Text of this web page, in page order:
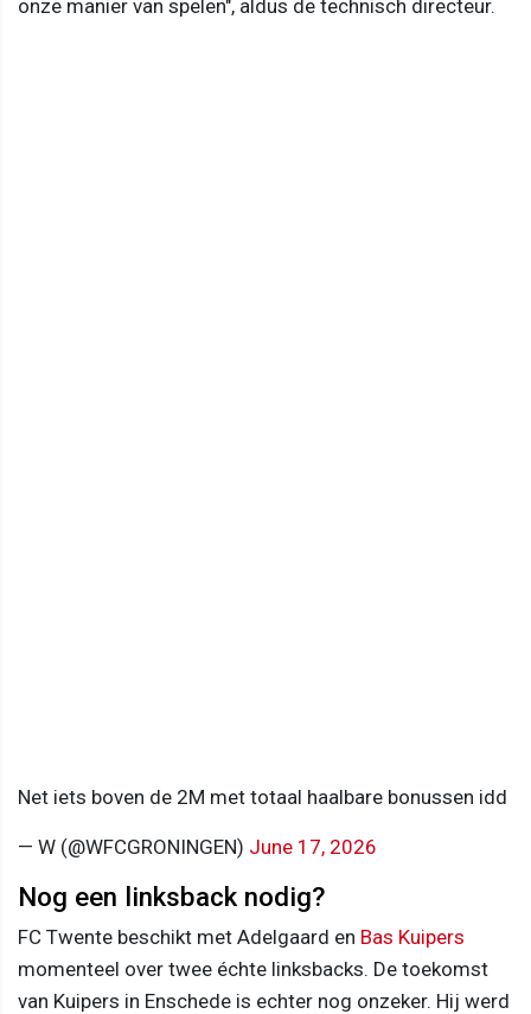
onze manier van spelen", aldus de technisch directeur.
Net iets boven de 2M met totaal haalbare bonussen idd
— W (@WFCGRONINGEN) June 17, 2026
Nog een linksback nodig?
FC Twente beschikt met Adelgaard en Bas Kuipers
momenteel over twee échte linksbacks. De toekomst
van Kuipers in Enschede is echter nog onzeker. Hij werd